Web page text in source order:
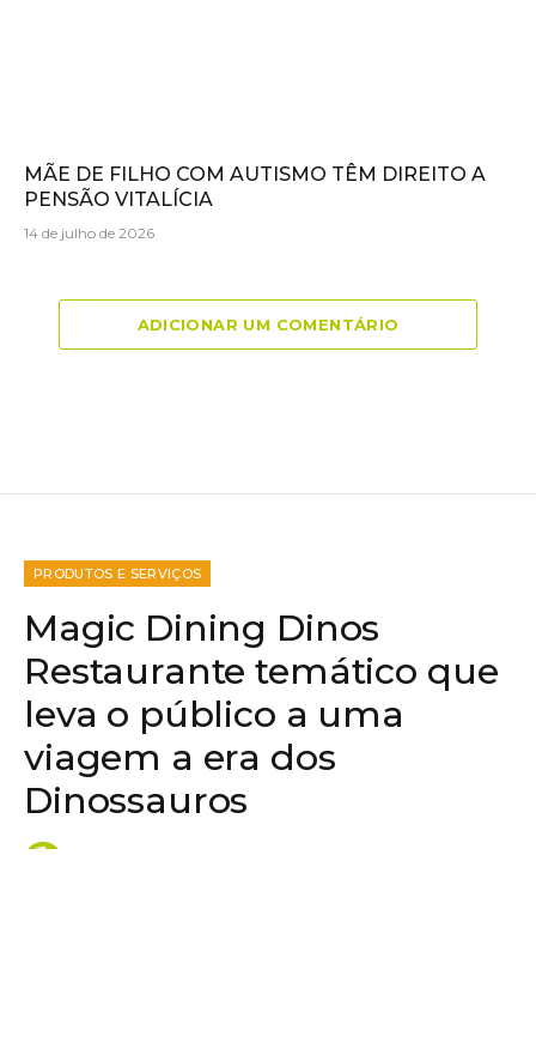
MÃE DE FILHO COM AUTISMO TÊM DIREITO A
PENSÃO VITALÍCIA
14 de julho de 2026
ADICIONAR UM COMENTÁRIO
PRODUTOS E SERVIÇOS
Magic Dining Dinos
Restaurante temático que
leva o público a uma
viagem a era dos
Dinossauros